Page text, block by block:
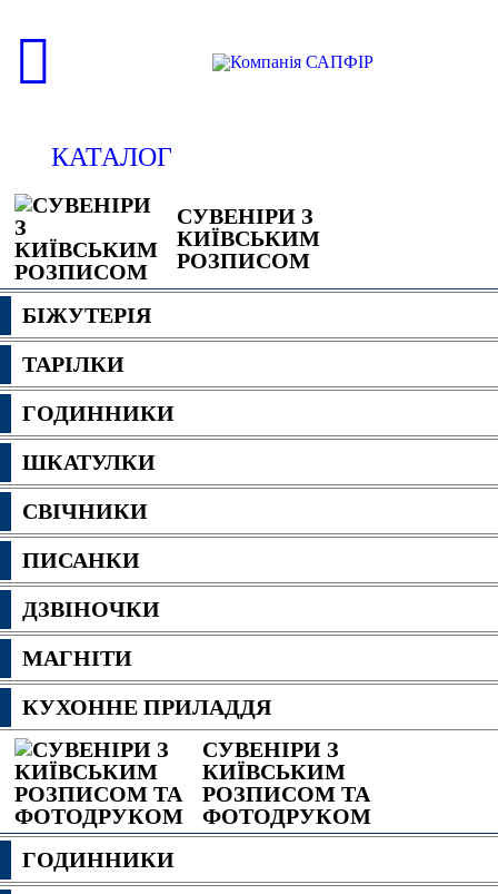
КАТАЛОГ
СУВЕНІРИ З
КИЇВСЬКИМ
РОЗПИСОМ
БІЖУТЕРІЯ
ТАРІЛКИ
ГОДИННИКИ
ШКАТУЛКИ
СВІЧНИКИ
ПИСАНКИ
ДЗВІНОЧКИ
МАГНІТИ
КУХОННЕ ПРИЛАДДЯ
СУВЕНІРИ З
КИЇВСЬКИМ
РОЗПИСОМ ТА
ФОТОДРУКОМ
ГОДИННИКИ